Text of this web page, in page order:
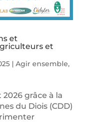
et
et
| Agir ensemble,
grâce à la
du Diois (CDD)